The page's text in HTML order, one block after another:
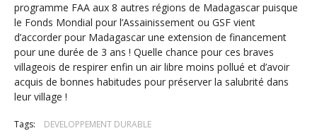
Economie : quand le roi dollar grince
Unknown-Apr 26 2026
Industrie musicale : zoom sur la stratégie de Céline Dion
Unknown- Apr 19 2026
Le cours de l'or au plus haut depuis juin 2026
Tsirisoa Edition-Aug 06 2026
programme FAA aux 8 autres régions de Madagascar puisque
le Fonds Mondial pour l’Assainissement ou GSF vient
d’accorder pour Madagascar une extension de financement
pour une durée de 3 ans ! Quelle chance pour ces braves
villageois de respirer enfin un air libre moins pollué et d’avoir
acquis de bonnes habitudes pour préserver la salubrité dans
leur village !
Tags: DEVELOPPEMENT DURABLE